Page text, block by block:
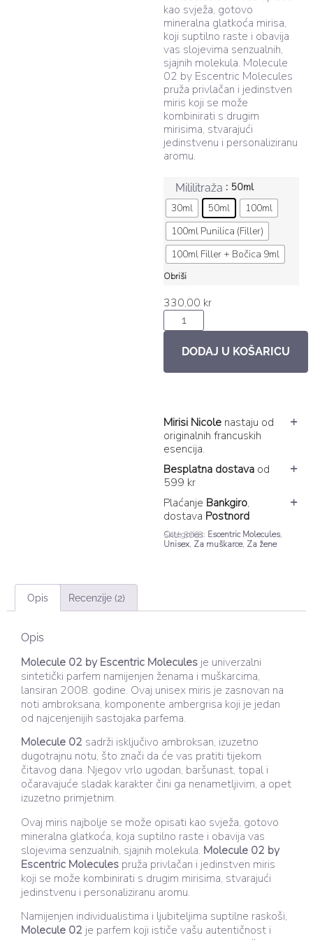
kao svježa, gotovo
mineralna glatkoća mirisa,
koji suptilno raste i obavija
vas slojevima senzualnih,
sjajnih molekula. Molecule
02 by Escentric Molecules
pruža privlačan i jedinstven
miris koji se može
kombinirati s drugim
mirisima, stvarajući
jedinstvenu i personaliziranu
aromu.
Mililitraža : 50ml
30ml 50ml
100ml
100ml Punilica (Filler)
100ml Filler + Bočica 9ml
Obriši
330,00 kr
DODAJ U KOŠARICU
Mirisi Nicole nastaju od
originalnih francuskih
esencija.
Besplatna dostava od
599 kr
Plaćanje Bankgiro,
dostava Postnord
SKU: 3068
Categories: Escentric Molecules,
Unisex, Za muškarce, Za žene
Opis Recenzije (2)
Opis
Molecule 02 by Escentric Molecules je univerzalni
sintetički parfem namijenjen ženama i muškarcima,
lansiran 2008. godine. Ovaj unisex miris je zasnovan na
noti ambroksana, komponente ambergrisa koji je jedan
od najcenjenijih sastojaka parfema.
Molecule 02 sadrži isključivo ambroksan, izuzetno
dugotrajnu notu, što znači da će vas pratiti tijekom
čitavog dana. Njegov vrlo ugodan, baršunast, topal i
očaravajuće sladak karakter čini ga nenametljivim, a opet
izuzetno primjetnim.
Ovaj miris najbolje se može opisati kao svježa, gotovo
mineralna glatkoća, koja suptilno raste i obavija vas
slojevima senzualnih, sjajnih molekula. Molecule 02 by
Escentric Molecules pruža privlačan i jedinstven miris
koji se može kombinirati s drugim mirisima, stvarajući
jedinstvenu i personaliziranu aromu.
Namijenjen individualistima i ljubiteljima suptilne raskoši,
Molecule 02 je parfem koji ističe vašu autentičnost i